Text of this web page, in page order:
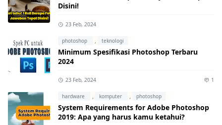
Disini!
23 Feb, 2024
photoshop , teknologi
Minimum Spesifikasi Photoshop Terbaru
2024
23 Feb, 2024 1
hardware , komputer , photoshop
System Requirements for Adobe Photoshop
2019: Apa yang harus kamu ketahui?